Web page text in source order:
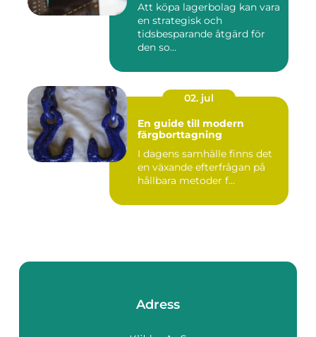
Att köpa lagerbolag kan vara
en strategisk och
tidsbesparande åtgärd för
den so...
02. jul
En guide till modern
färgborttagning
I dagens samhälle finns det
en växande efterfrågan på
hållbara metoder f...
Adress